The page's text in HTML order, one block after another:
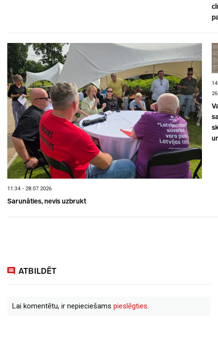
11:34 - 28.07.2026
Sarunāties, nevis uzbrukt
ATBILDĒT
Lai komentētu, ir nepieciešams pieslēgties.